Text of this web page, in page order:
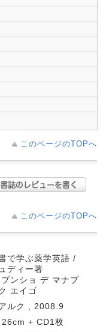
このページのTOPへ
このページのTOPへ
で学ぶ薬学英語 /
ディー著
ンショ デ マナブ
エイゴ
ルク , 2008.9
+ CD1枚